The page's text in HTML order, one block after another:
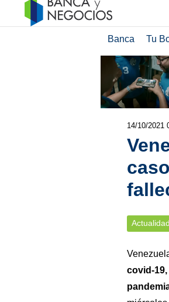
Banca Tu
14/10/2021
Actualidad
covid-